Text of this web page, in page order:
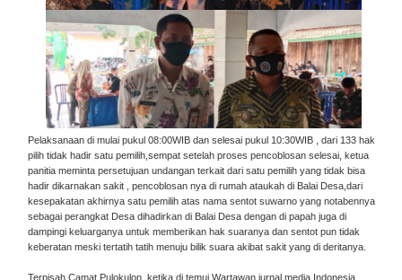
Pelaksanaan di mulai pukul 08:00WIB dan selesai pukul 10:30WIB , dari 133 hak
pilih tidak hadir satu pemilih,sempat setelah proses pencoblosan selesai, ketua
panitia meminta persetujuan undangan terkait dari satu pemilih yang tidak bisa
hadir dikarnakan sakit , pencoblosan nya di rumah ataukah di Balai Desa,dari
kesepakatan akhirnya satu pemilih atas nama sentot suwarno yang notabennya
sebagai perangkat Desa dihadirkan di Balai Desa dengan di papah juga di
dampingi keluarganya untuk memberikan hak suaranya dan sentot pun tidak
keberatan meski tertatih tatih menuju bilik suara akibat sakit yang di deritanya.
Terpisah Camat Pulokulon, ketika di temui Wartawan jurnal media Indonesia,